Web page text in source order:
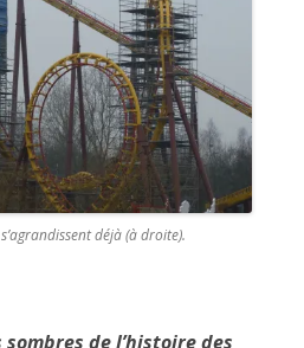
déjà (à droite).
de l’histoire des